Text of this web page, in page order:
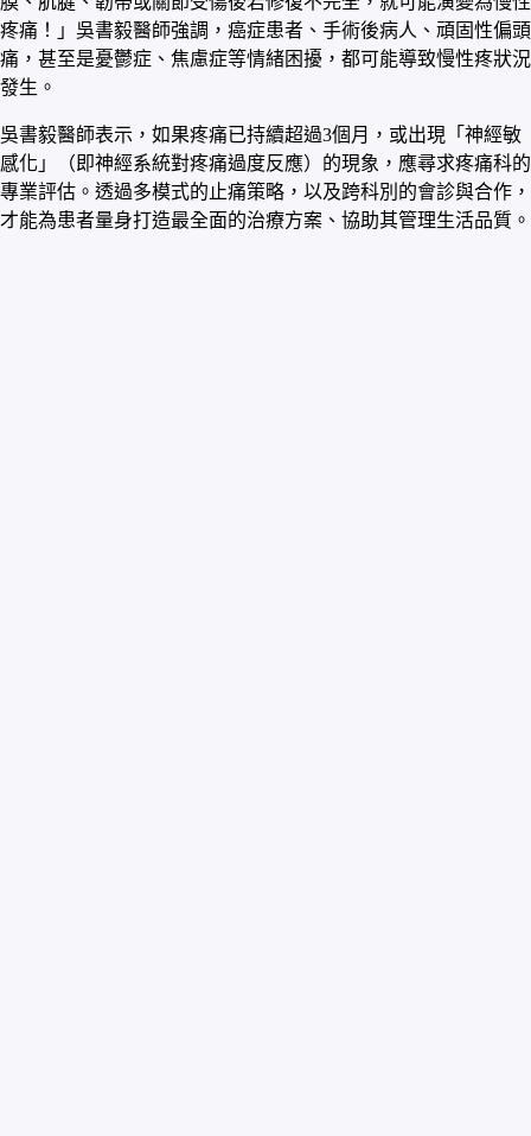
疼痛！」吳書毅醫師強調，癌症患者、手術後病人、頑固性偏頭
痛，甚至是憂鬱症、焦慮症等情緒困擾，都可能導致慢性疼狀況
發生。
吳書毅醫師表示，如果疼痛已持續超過3個月，或出現「神經敏
感化」（即神經系統對疼痛過度反應）的現象，應尋求疼痛科的
專業評估。透過多模式的止痛策略，以及跨科別的會診與合作，
才能為患者量身打造最全面的治療方案、協助其管理生活品質。